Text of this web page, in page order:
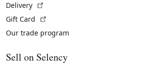
Delivery
Gift Card
Our trade program
Sell on Selency